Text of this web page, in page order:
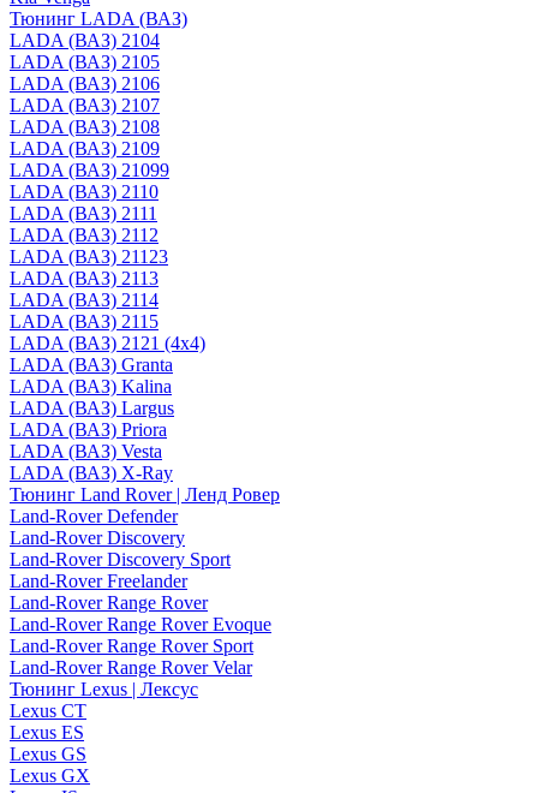
Тюнинг LADA (ВАЗ)
LADA (ВАЗ) 2104
LADA (ВАЗ) 2105
LADA (ВАЗ) 2106
LADA (ВАЗ) 2107
LADA (ВАЗ) 2108
LADA (ВАЗ) 2109
LADA (ВАЗ) 21099
LADA (ВАЗ) 2110
LADA (ВАЗ) 2111
LADA (ВАЗ) 2112
LADA (ВАЗ) 21123
LADA (ВАЗ) 2113
LADA (ВАЗ) 2114
LADA (ВАЗ) 2115
LADA (ВАЗ) 2121 (4x4)
LADA (ВАЗ) Granta
LADA (ВАЗ) Kalina
LADA (ВАЗ) Largus
LADA (ВАЗ) Priora
LADA (ВАЗ) Vesta
LADA (ВАЗ) X-Ray
Тюнинг Land Rover | Ленд Ровер
Land-Rover Defender
Land-Rover Discovery
Land-Rover Discovery Sport
Land-Rover Freelander
Land-Rover Range Rover
Land-Rover Range Rover Evoque
Land-Rover Range Rover Sport
Land-Rover Range Rover Velar
Тюнинг Lexus | Лексус
Lexus CT
Lexus ES
Lexus GS
Lexus GX